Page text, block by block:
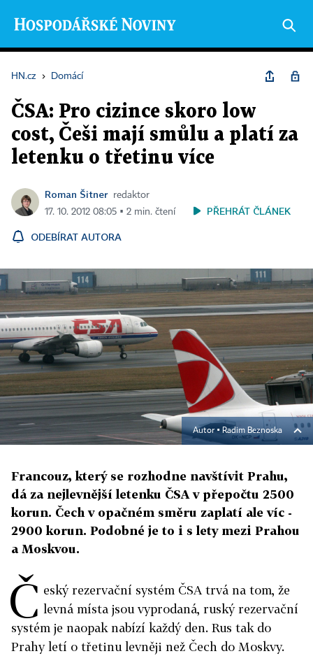
HN.cz › Domácí
ČSA: Pro cizince skoro low
cost, Češi mají smůlu a platí za
letenku o třetinu více
Roman Šitner
redaktor
17. 10. 2012 08:05 ▪ 2 min. čtení
PŘEHRÁT ČLÁNEK
ODEBÍRAT AUTORA
Autor ▪ Radim Beznoska
Francouz, který se rozhodne navštívit Prahu,
dá za nejlevnější letenku ČSA v přepočtu 2500
korun. Čech v opačném směru zaplatí ale víc -
2900 korun. Podobné je to i s lety mezi Prahou
a Moskvou.
Č eský rezervační systém ČSA trvá na tom, že
levná místa jsou vyprodaná, ruský rezervační
systém je naopak nabízí každý den. Rus tak do
Prahy letí o třetinu levněji než Čech do Moskvy.